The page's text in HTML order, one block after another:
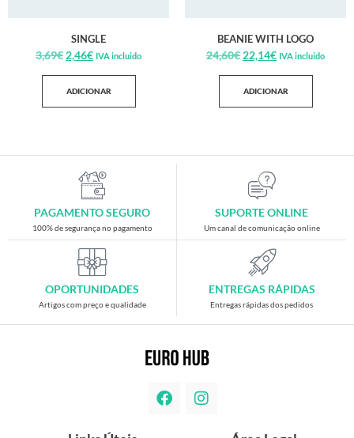
SINGLE
3,69€ 2,46€ IVA incluido
ADICIONAR
BEANIE WITH LOGO
24,60€ 22,14€ IVA incluido
ADICIONAR
PAGAMENTO SEGURO
100% de segurança no pagamento
SUPORTE ONLINE
Um canal de comunicação online
OPORTUNIDADES
Artigos com preço e qualidade
ENTREGAS RÁPIDAS
Entregas rápidas dos pedidos